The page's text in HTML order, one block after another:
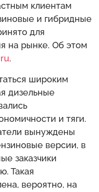
клиентам
и гибридные
для
на рынке. Об этом
.
широким
дизельные
и тяги.
вынуждены
версии, в
заказчики
Такая
вероятно, на